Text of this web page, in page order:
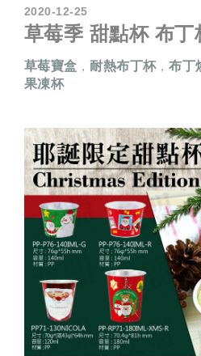
2020-12-25
草莓季 甜點杯 布丁
草莓寶盒 ， 耐熱布丁杯，布丁
果凍杯